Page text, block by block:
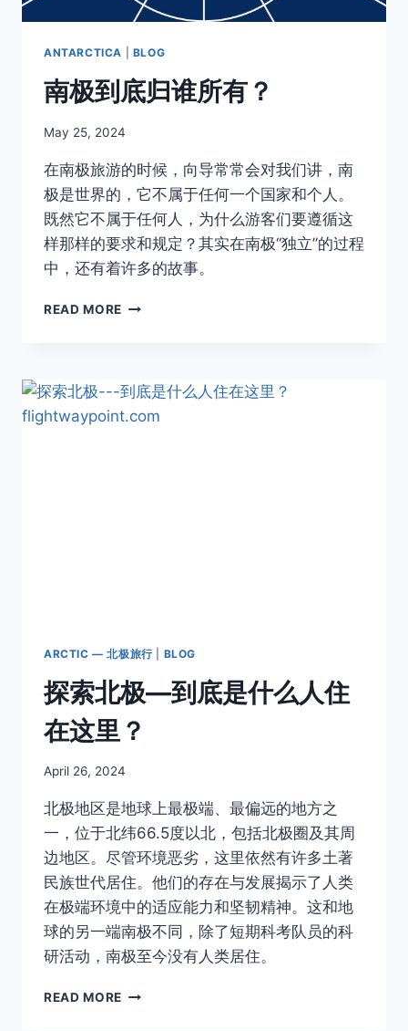
了！
ANTARCTICA BLOG
南极到底归谁所有？
By
May 25, 2024
在南极旅游的时候，向导常常会对我们讲，南
极是世界的，它不属于任何一个国家和个人。
既然它不属于任何人，为什么游客们要遵循这
样那样的要求和规定？其实在南极“独立”的过程
中，还有着许多的故事。
READ MORE
归
谁
所
ARCTIC — 北极旅行| BLOG
探索北极—到底是什么人住
在这里？
By
April 26, 2024
北极地区是地球上最极端、最偏远的地方之
一，位于北纬66.5度以北，包括北极圈及其周
边地区。尽管环境恶劣，这里依然有许多土著
民族世代居住。他们的存在与发展揭示了人类
在极端环境中的适应能力和坚韧精神。这和地
球的另一端南极不同，除了短期科考队员的科
研活动，南极至今没有人类居住。
READ MORE